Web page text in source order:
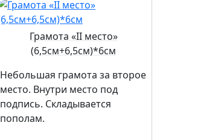
Грамота «II место»
(6,5см+6,5см)*6см
Небольшая грамота за второе
место. Внутри место под
подпись. Складывается
пополам.